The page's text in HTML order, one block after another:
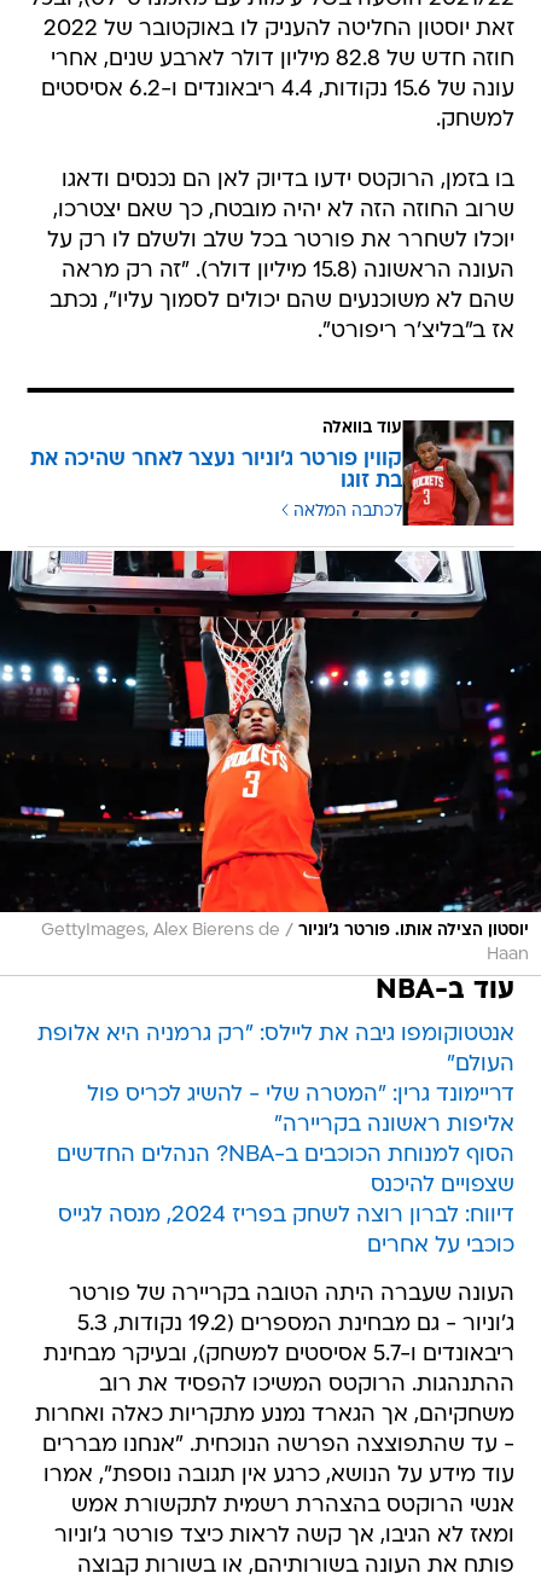
זאת יוסטון החליטה להעניק לו באוקטובר של 2022
חוזה חדש של 82.8 מיליון דולר לארבע שנים, אחרי
עונה של 15.6 נקודות, 4.4 ריבאונדים ו-6.2 אסיסטים
למשחק.
בו בזמן, הרוקטס ידעו בדיוק לאן הם נכנסים ודאגו
שרוב החוזה הזה לא יהיה מובטח, כך שאם יצטרכו,
יוכלו לשחרר את פורטר בכל שלב ולשלם לו רק על
העונה הראשונה (15.8 מיליון דולר). "זה רק מראה
שהם לא משוכנעים שהם יכולים לסמוך עליו", נכתב
אז ב"בליצ'ר ריפורט".
עוד בוואלה
קווין פורטר ג'וניור נעצר לאחר שהיכה את
בת זוגו
לכתבה המלאה
יוסטון הצילה אותו. פורטר ג'וניור /
GettyImages, Alex Bierens de
Haan
עוד ב-NBA
אנטטוקומפו גיבה את ליילס: "רק גרמניה היא אלופת
העולם"
דריימונד גרין: "המטרה שלי - להשיג לכריס פול
אליפות ראשונה בקריירה"
הסוף למנוחת הכוכבים ב-NBA? הנהלים החדשים
שצפויים להיכנס
דיווח: לברון רוצה לשחק בפריז 2024, מנסה לגייס
כוכבי על אחרים
העונה שעברה היתה הטובה בקריירה של פורטר
ג'וניור - גם מבחינת המספרים (19.2 נקודות, 5.3
ריבאונדים ו-5.7 אסיסטים למשחק), ובעיקר מבחינת
ההתנהגות. הרוקטס המשיכו להפסיד את רוב
משחקיהם, אך הגארד נמנע מתקריות כאלה ואחרות
- עד שהתפוצצה הפרשה הנוכחית. "אנחנו מבררים
עוד מידע על הנושא, כרגע אין תגובה נוספת", אמרו
אנשי הרוקטס בהצהרת רשמית לתקשורת אמש
ומאז לא הגיבו, אך קשה לראות כיצד פורטר ג'וניור
פותח את העונה בשורותיהם, או בשורות קבוצה